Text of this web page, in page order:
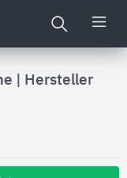
Hersteller